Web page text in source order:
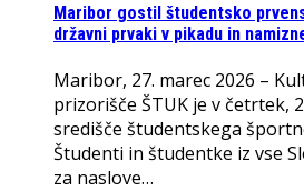
Maribor gostil študentsko
državni prvaki v pikadu in
Maribor, 27. marec 2026 –
prizorišče ŠTUK je v četrtek,
središče študentskega
Študenti in študentke iz vse
za naslove…